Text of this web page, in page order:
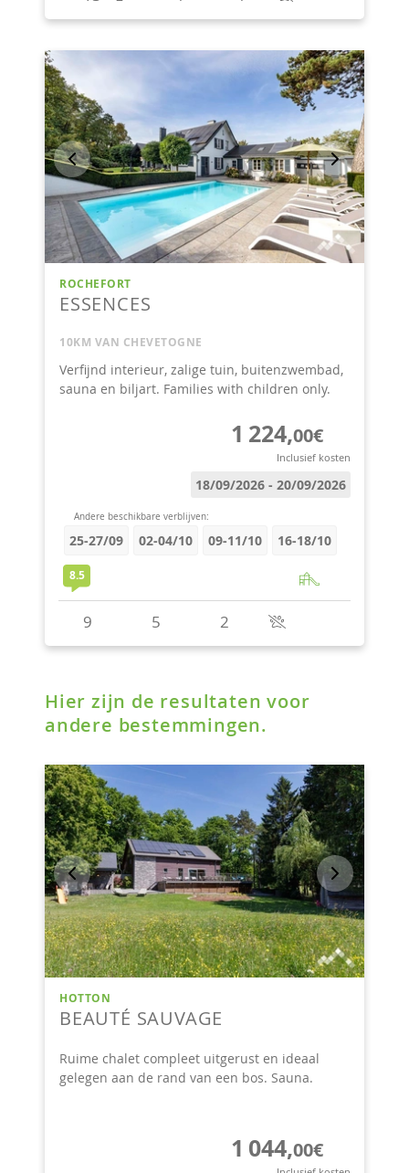
Hier zijn de resultaten voor
andere bestemmingen.